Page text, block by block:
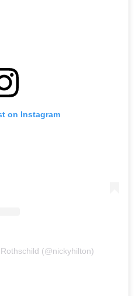
on Instagram
(@nickyhilton)